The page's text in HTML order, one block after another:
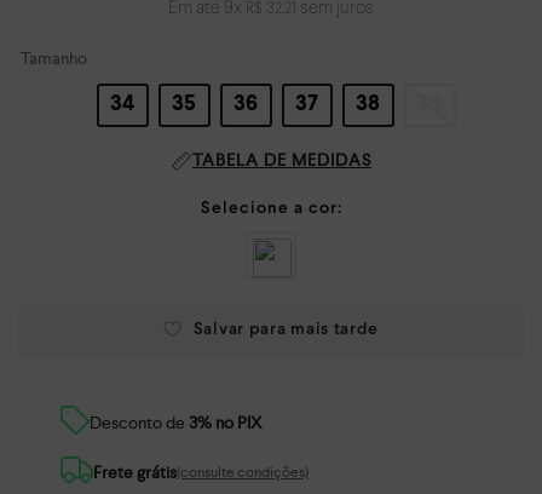
Em até 9x R$ 32,21 sem juros
Tamanho
34 35 36 37 38
TABELA DE MEDIDAS
Desconto de 3% no PIX
Frete grátis(consulte condições)